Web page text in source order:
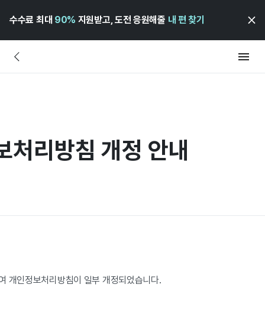
수수료 최대 90% 지원받고, 도전 응원해줄 내 편 찾기
리방침 개정 안내
개인정보처리방침이 일부 개정되었습니다.